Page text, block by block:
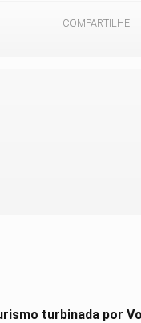
COMPARTILHE
turbinada por